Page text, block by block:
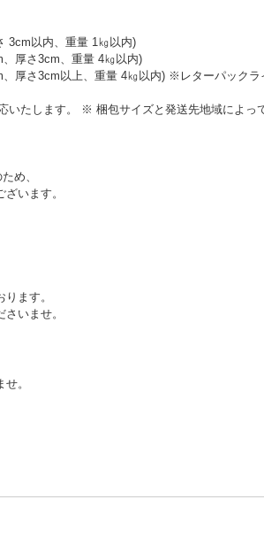
3cm以内、重量 1㎏以内)
厚さ3cm、重量 4㎏以内)
厚さ3cm以上、重量 4㎏以内) ※レターパックラ
いたします。 ※ 梱包サイズと発送先地域によっ
め、
います。
ます。
いませ。
。